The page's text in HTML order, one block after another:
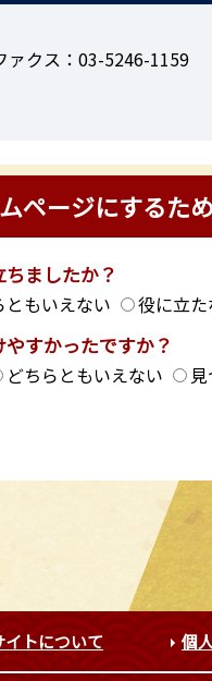
ァクス：03-5246-1159
ページにするた
ましたか？
ともいえない 役に立
すかったですか？
どちらともいえない
イトについて 個